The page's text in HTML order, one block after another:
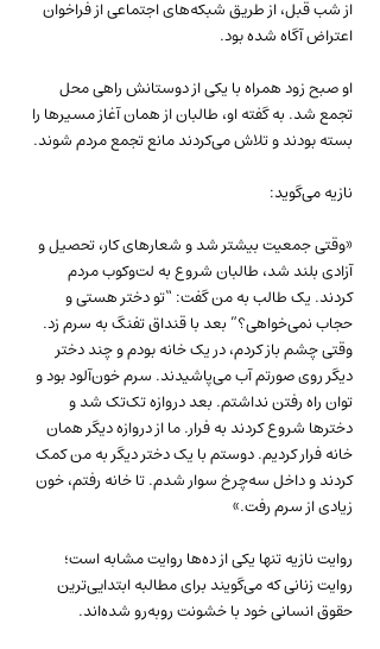
از شب قبل، از طریق شبکه‌های اجتماعی از فراخوان
اعتراض آگاه شده بود.
او صبح زود همراه با یکی از دوستانش راهی محل
تجمع شد. به گفته او، طالبان از همان آغاز مسیرها را
بسته بودند و تلاش می‌کردند مانع تجمع مردم شوند.
نازیه می‌گوید:
«وقتی جمعیت بیشتر شد و شعارهای کار، تحصیل و
آزادی بلند شد، طالبان شروع به لت‌وکوب مردم
کردند. یک طالب به من گفت: “تو دختر هستی و
حجاب نمی‌خواهی؟” بعد با قنداق تفنگ به سرم زد.
وقتی چشم باز کردم، در یک خانه بودم و چند دختر
دیگر روی صورتم آب می‌پاشیدند. سرم خون‌آلود بود و
توان راه رفتن نداشتم. بعد دروازه تک‌تک شد و
دخترها شروع کردند به فرار. ما از دروازه دیگر همان
خانه فرار کردیم. دوستم با یک دختر دیگر به من کمک
کردند و داخل سه‌چرخ سوار شدم. تا خانه رفتم، خون
زیادی از سرم رفت.»
روایت نازیه تنها یکی از ده‌ها روایت مشابه است؛
روایت زنانی که می‌گویند برای مطالبه ابتدایی‌ترین
حقوق انسانی خود با خشونت روبه‌رو شده‌اند.